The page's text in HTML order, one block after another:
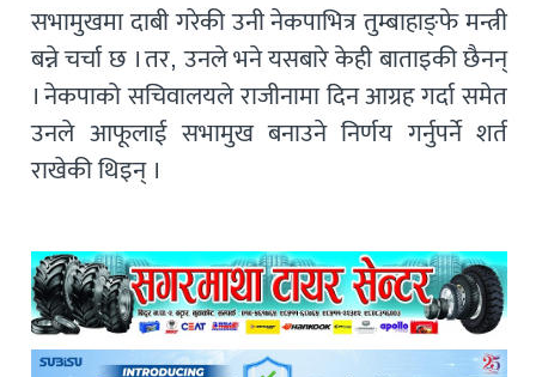
सभामुखमा दाबी गरेकी उनी नेकपाभित्र तुम्बाहाङ्फे मन्त्री
बन्ने चर्चा छ । तर, उनले भने यसबारे केही बाताइकी छैनन्
। नेकपाको सचिवालयले राजीनामा दिन आग्रह गर्दा समेत
उनले आफूलाई सभामुख बनाउने निर्णय गर्नुपर्ने शर्त
राखेकी थिइन् ।